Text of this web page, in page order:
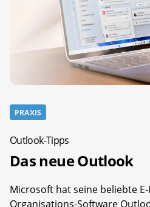
PRAXIS
Outlook-Tipps
Das neue Outlook
Microsoft hat seine beliebte
Organisations-Software